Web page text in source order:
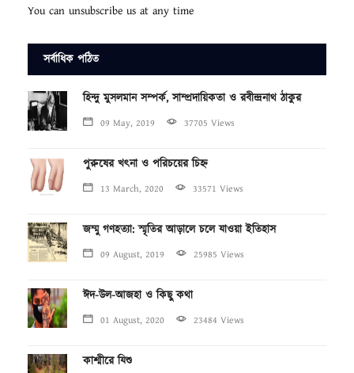
You can unsubscribe us at any time
সর্বাধিক পঠিত
হিন্দু মুসলমান সম্পর্ক, সাম্প্রদায়িকতা ও রবীন্দ্রনাথ ঠাকুর
09 May, 2019 37705 Views
পুরুষের খৎনা ও পরিচয়ের চিহ্ন
13 March, 2020 33571 Views
জম্মু গণহত্যা: স্মৃতির আড়ালে চলে যাওয়া ইতিহাস
09 August, 2019 25985 Views
ঈদ-উল-আজহা ও কিছু কথা
01 August, 2020 23484 Views
কাশ্মীরে যিশু